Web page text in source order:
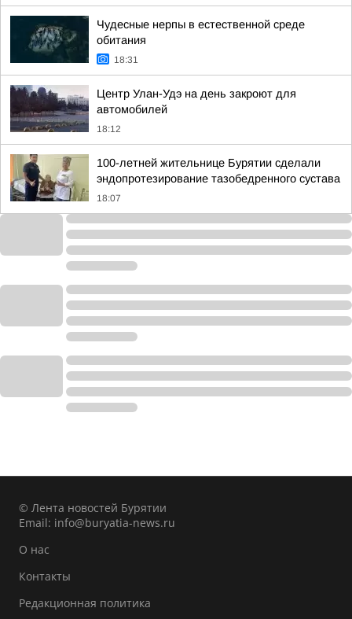
Чудесные нерпы в естественной среде
обитания
18:31
Центр Улан-Удэ на день закроют для
автомобилей
18:12
100-летней жительнице Бурятии сделали
эндопротезирование тазобедренного сустава
18:07
© Лента новостей Бурятии
Email: info@buryatia-news.ru
О нас
Контакты
Редакционная политика